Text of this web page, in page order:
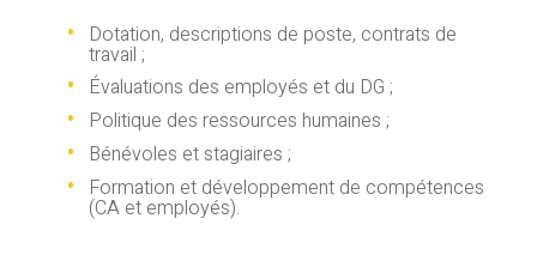
Dotation, descriptions de poste, contrats de
travail ;
Évaluations des employés et du DG ;
Politique des ressources humaines ;
Bénévoles et stagiaires ;
Formation et développement de compétences
(CA et employés).